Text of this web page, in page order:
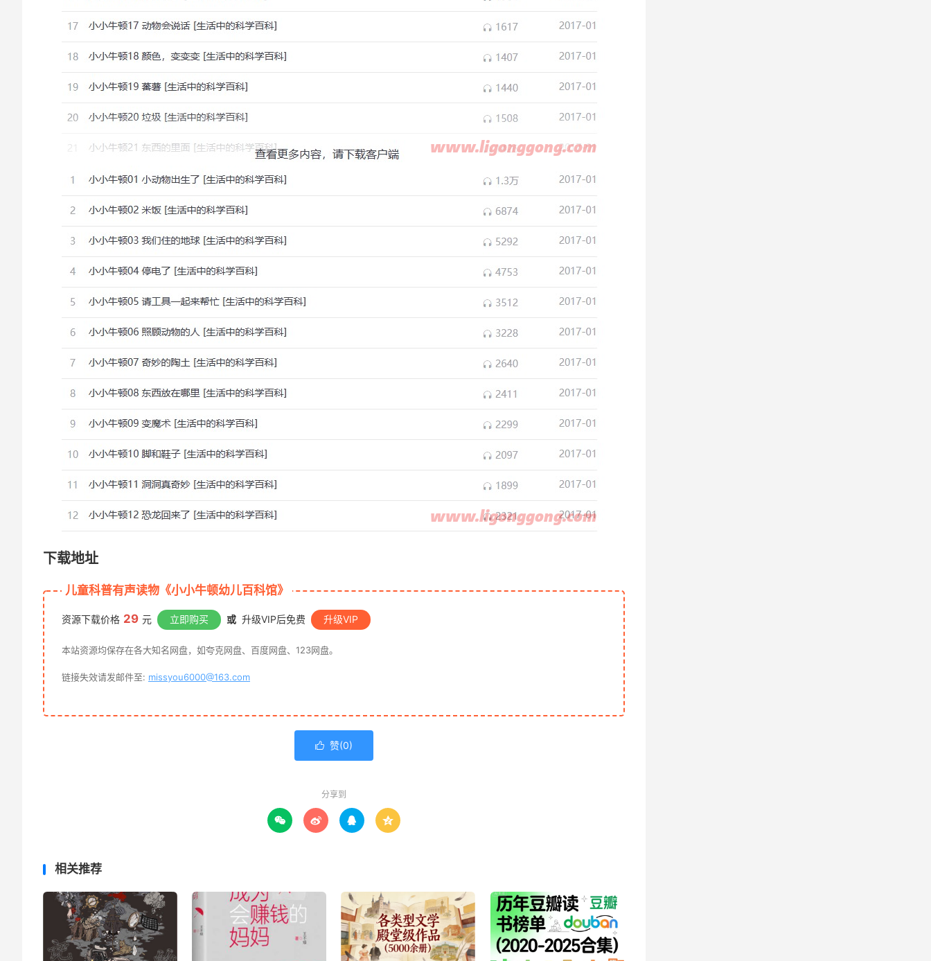
下载地址
儿童科普有声读物《小小牛顿幼儿百科馆》
资源下载价格 29 元 立即购买 或 升级VIP后免费 升级VIP
本站资源均保存在各大知名网盘，如夸克网盘、百度网盘、123网盘。
链接失效请发邮件至: missyou6000@163.com
 赞(0)
分享到
   
相关推荐